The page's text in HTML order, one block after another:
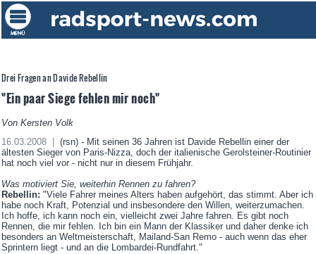
Drei Fragen an Davide Rebellin
"Ein paar Siege fehlen mir noch"
Von Kersten Volk
16.03.2008 |
(rsn) - Mit seinen 36 Jahren ist Davide Rebellin einer der
ältesten Sieger von Paris-Nizza, doch der italienische Gerolsteiner-Routinier
hat noch viel vor - nicht nur in diesem Frühjahr.
Was motiviert Sie, weiterhin Rennen zu fahren?
Rebellin: "Viele Fahrer meines Alters haben aufgehört, das stimmt. Aber ich
habe noch Kraft, Potenzial und insbesondere den Willen, weiterzumachen.
Ich hoffe, ich kann noch ein, vielleicht zwei Jahre fahren. Es gibt noch
Rennen, die mir fehlen. Ich bin ein Mann der Klassiker und daher denke ich
besonders an Weltmeisterschaft, Mailand-San Remo - auch wenn das eher
Sprintern liegt - und an die Lombardei-Rundfahrt."